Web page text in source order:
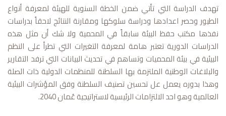
تهدف الدراسة التي تأتي ضمن الخطة السنوية للهيئة لمعرفة أنواع
الطيور وحصر اعدادها ودراسة سلوكها ومقارنة النتائج لاحقاً بدراسات
نفذها مكتب حفظ البيئة سابقاً في المحمية ولا شك أن مثل هذه
الدراسات الدورية تعتبر هامة لمعرفة التغيرات التي تطرأ على النظم
البيئية في بيئة المحميات وتساهم في تحديث البيانات التي ترفد التقارير
والبلاغات الوطنية الملتزمة بها السلطنة للمنظمات الدولية ذات الصلة
وهذا بدوره يعمل عل تحسين تصنيف السلطنة وفق المؤشرات البيئية
العالمية وهو احد الالتزامات الرئيسية لاستراتيجية عُمان 2040.